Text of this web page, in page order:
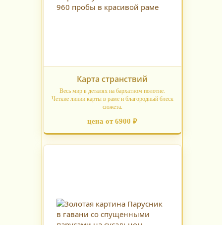
Карта странствий
Весь мир в деталях на бархатном полотне.
Четкие линии карты в раме и благородный блеск
сюжета.
цена от 6900 ₽